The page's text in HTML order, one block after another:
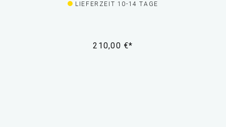
LIEFERZEIT 10-14 TAGE
210,00 €*